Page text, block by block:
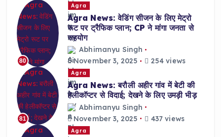
80
Agra
Agra News: वेडिंग सीजन के लिए मेट्रो
रूट पर ट्रैफिक प्लान; CP ने मांगा जनता से
सहयोग
Abhimanyu Singh
November 3, 2025
254 views
81
Agra
Agra News: बरौली अहीर गांव में बेटी की
हेलीकॉप्टर से विदाई; देखने के लिए उमड़ी भीड़
Abhimanyu Singh
November 3, 2025
437 views
Agra